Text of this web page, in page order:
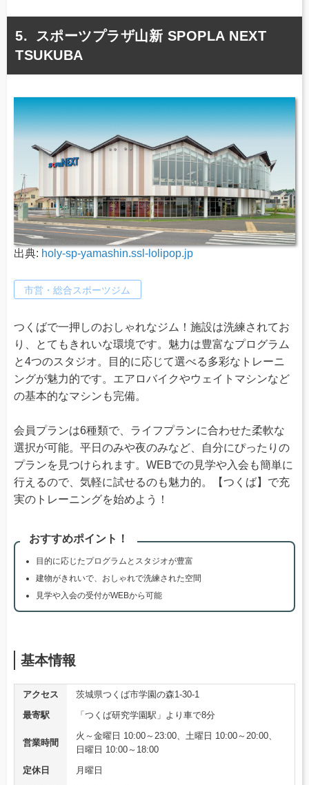
スポーツプラザ山新 SPOPLA NEXT
TSUKUBA
出典: holy-sp-yamashin.ssl-lolipop.jp
市営・総合スポーツジム
つくばで一押しのおしゃれなジム！施設は洗練されてお
り、とてもきれいな環境です。魅力は豊富なプログラム
と4つのスタジオ。目的に応じて選べる多彩なトレーニ
ングが魅力的です。エアロバイクやウェイトマシンなど
の基本的なマシンも完備。
会員プランは6種類で、ライフプランに合わせた柔軟な
選択が可能。平日のみや夜のみなど、自分にぴったりの
プランを見つけられます。WEBでの見学や入会も簡単に
行えるので、気軽に試せるのも魅力的。【つくば】で充
実のトレーニングを始めよう！
おすすめポイント！
目的に応じたプログラムとスタジオが豊富
建物がきれいで、おしゃれで洗練された空間
見学や入会の受付がWEBから可能
基本情報
アクセス
茨城県つくば市学園の森1-30-1
最寄駅
「つくば研究学園駅」より車で8分
営業時間
火～金曜日 10:00～23:00、土曜日 10:00～20:00、
日曜日 10:00～18:00
定休日
月曜日